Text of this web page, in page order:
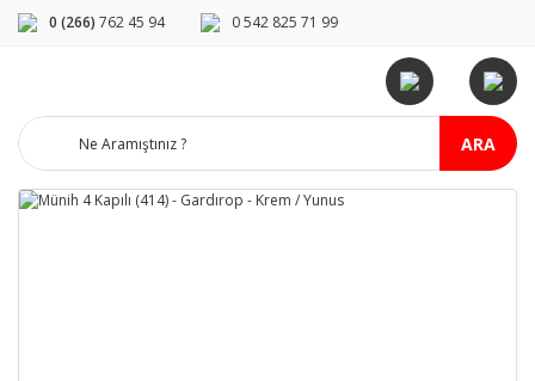
0 (266) 762 45 94 0 542 825 71 99
ARA